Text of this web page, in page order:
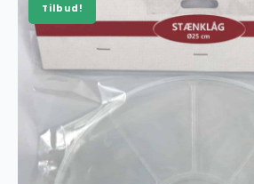
Tilbud!